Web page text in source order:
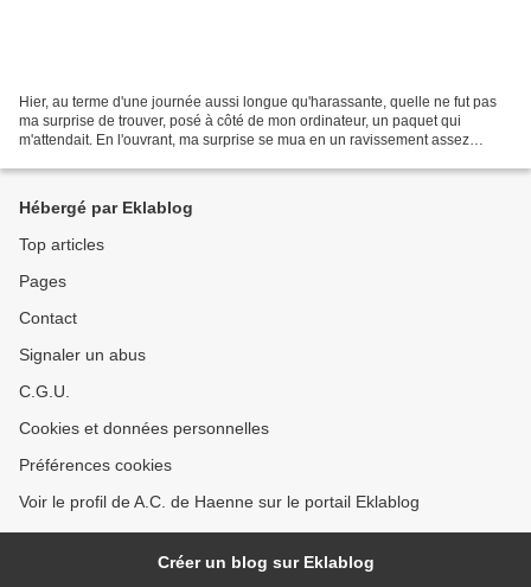
Hier, au terme d'une journée aussi longue qu'harassante, quelle ne fut pas
ma surprise de trouver, posé à côté de mon ordinateur, un paquet qui
m'attendait. En l'ouvrant, ma surprise se mua en un ravissement assez
Hébergé par Eklablog
Top articles
Pages
Contact
Signaler un abus
C.G.U.
Cookies et données personnelles
Préférences cookies
Voir le profil de A.C. de Haenne sur le portail Eklablog
Créer un blog sur Eklablog